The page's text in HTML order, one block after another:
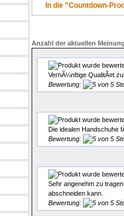
In die "Countdown-
Anzahl der aktuellen
VernÃ¼nftige QualitÃ¤t
Bewertung:
Die idealen Handschuhe
Bewertung:
Sehr angenehm zu
abschneiden kann.
Bewertung: